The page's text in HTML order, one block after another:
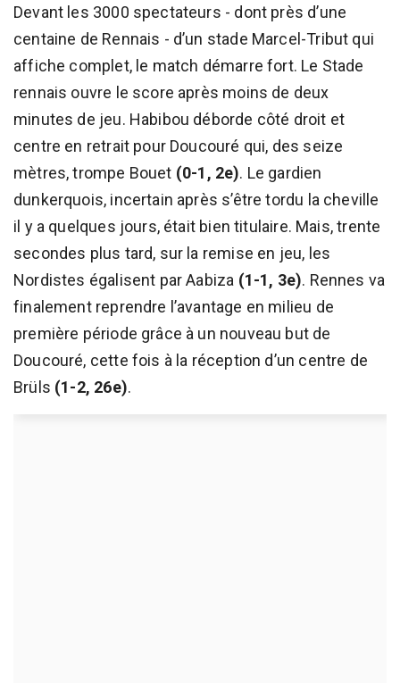
Devant les 3000 spectateurs - dont près d’une
centaine de Rennais - d’un stade Marcel-Tribut qui
affiche complet, le match démarre fort. Le Stade
rennais ouvre le score après moins de deux
minutes de jeu. Habibou déborde côté droit et
centre en retrait pour Doucouré qui, des seize
mètres, trompe Bouet (0-1, 2e). Le gardien
dunkerquois, incertain après s’être tordu la cheville
il y a quelques jours, était bien titulaire. Mais, trente
secondes plus tard, sur la remise en jeu, les
Nordistes égalisent par Aabiza (1-1, 3e). Rennes va
finalement reprendre l’avantage en milieu de
première période grâce à un nouveau but de
Doucouré, cette fois à la réception d’un centre de
Brüls (1-2, 26e).